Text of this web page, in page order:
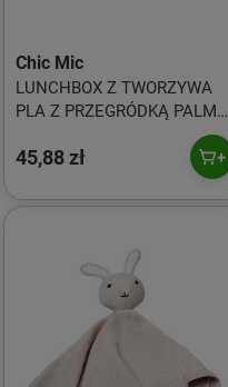
Chic Mic
LUNCHBOX Z TWORZYWA
PLA Z PRZEGRÓDKĄ PALMY
45,88 zł